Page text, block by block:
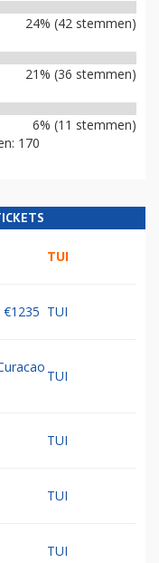
24% (42 stemmen)
21% (36 stemmen)
6% (11 stemmen)
170
TUI
TUI
TUI
TUI
TUI
TUI